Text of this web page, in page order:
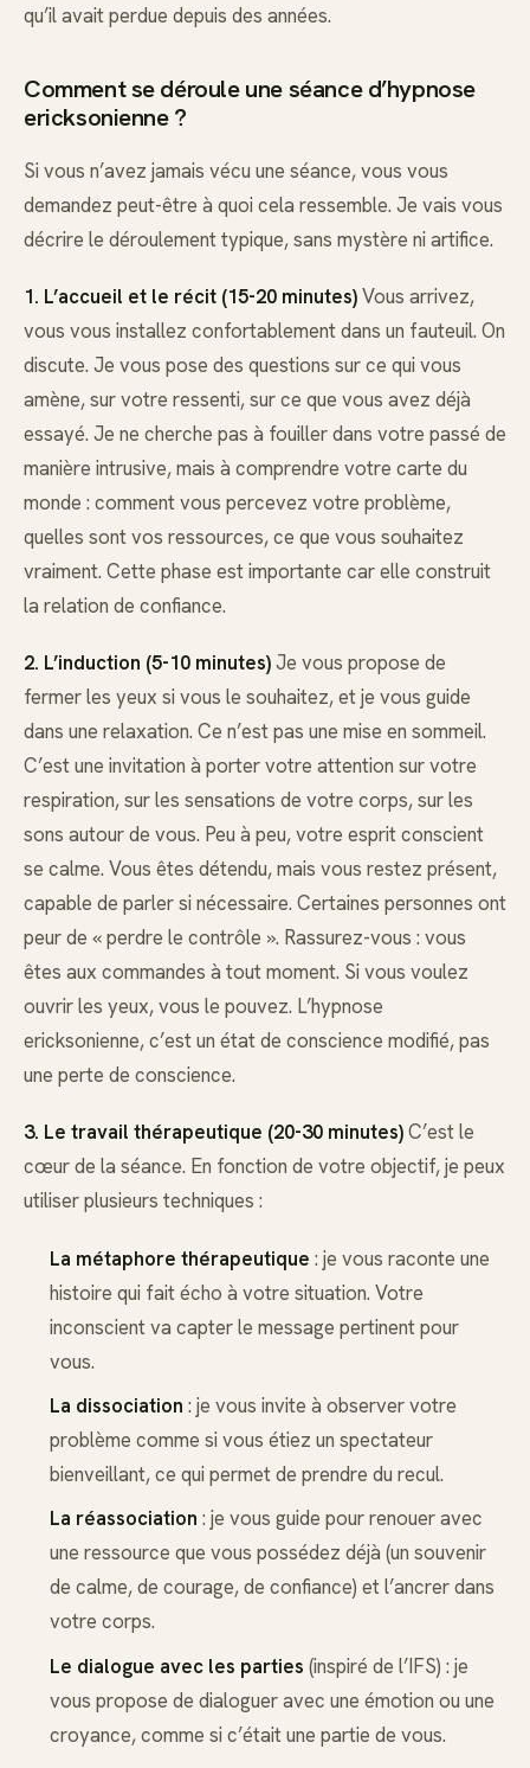
qu’il avait perdue depuis des années.
Comment se déroule une séance d’hypnose
ericksonienne ?
Si vous n’avez jamais vécu une séance, vous vous
demandez peut-être à quoi cela ressemble. Je vais vous
décrire le déroulement typique, sans mystère ni artifice.
1. L’accueil et le récit (15-20 minutes)Vous arrivez,
vous vous installez confortablement dans un fauteuil. On
discute. Je vous pose des questions sur ce qui vous
amène, sur votre ressenti, sur ce que vous avez déjà
essayé. Je ne cherche pas à fouiller dans votre passé de
manière intrusive, mais à comprendre votre carte du
monde : comment vous percevez votre problème,
quelles sont vos ressources, ce que vous souhaitez
vraiment. Cette phase est importante car elle construit
la relation de confiance.
2. L’induction (5-10 minutes)Je vous propose de
fermer les yeux si vous le souhaitez, et je vous guide
dans une relaxation. Ce n’est pas une mise en sommeil.
C’est une invitation à porter votre attention sur votre
respiration, sur les sensations de votre corps, sur les
sons autour de vous. Peu à peu, votre esprit conscient
se calme. Vous êtes détendu, mais vous restez présent,
capable de parler si nécessaire. Certaines personnes ont
peur de « perdre le contrôle ». Rassurez-vous : vous
êtes aux commandes à tout moment. Si vous voulez
ouvrir les yeux, vous le pouvez. L’hypnose
ericksonienne, c’est un état de conscience modifié, pas
une perte de conscience.
3. Le travail thérapeutique (20-30 minutes)C’est le
cœur de la séance. En fonction de votre objectif, je peux
utiliser plusieurs techniques :
La métaphore thérapeutique : je vous raconte une
histoire qui fait écho à votre situation. Votre
inconscient va capter le message pertinent pour
vous.
La dissociation : je vous invite à observer votre
problème comme si vous étiez un spectateur
bienveillant, ce qui permet de prendre du recul.
La réassociation : je vous guide pour renouer avec
une ressource que vous possédez déjà (un souvenir
de calme, de courage, de confiance) et l’ancrer dans
votre corps.
Le dialogue avec les parties (inspiré de l’IFS) : je
vous propose de dialoguer avec une émotion ou une
croyance, comme si c’était une partie de vous.